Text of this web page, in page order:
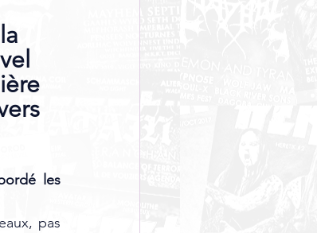
les
pas